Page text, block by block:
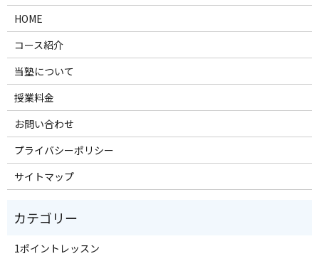
HOME
コース紹介
当塾について
授業料金
お問い合わせ
プライバシーポリシー
サイトマップ
1ポイントレッスン